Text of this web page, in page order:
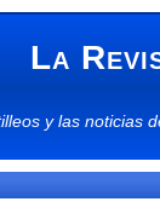
La
y las noticias